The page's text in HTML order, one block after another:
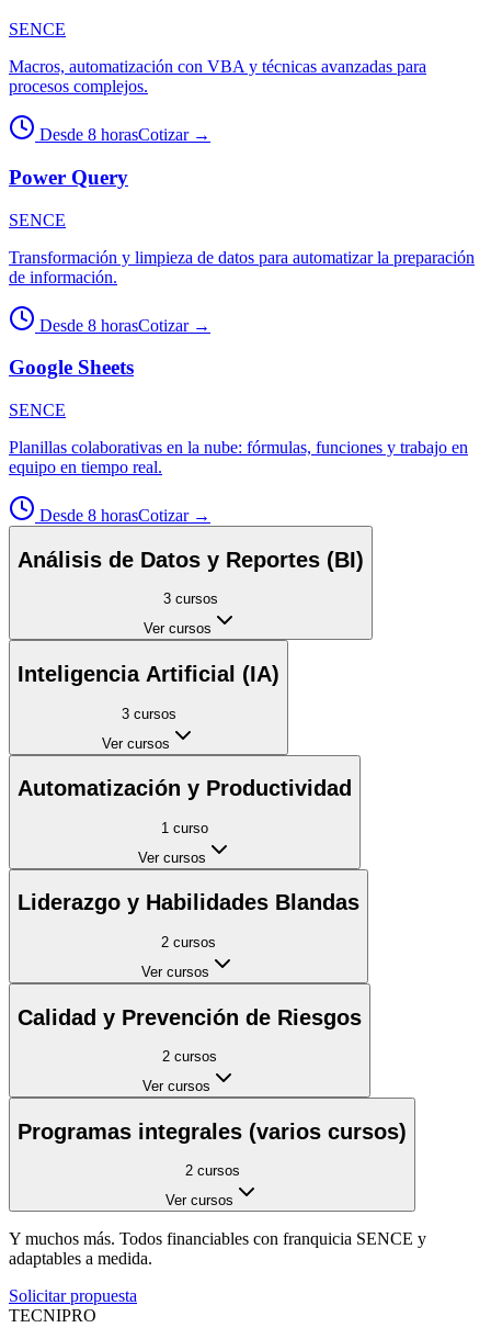
SENCE
Macros, automatización con VBA y técnicas avanzadas para
procesos complejos.
Desde 8 horasCotizar →
Power Query
SENCE
Transformación y limpieza de datos para automatizar la preparación
de información.
Desde 8 horasCotizar →
Google Sheets
SENCE
Planillas colaborativas en la nube: fórmulas, funciones y trabajo en
equipo en tiempo real.
Desde 8 horasCotizar →
Análisis de Datos y Reportes (BI)
3 cursos
Ver cursos
Inteligencia Artificial (IA)
3 cursos
Ver cursos
Automatización y Productividad
1 curso
Ver cursos
Liderazgo y Habilidades Blandas
2 cursos
Ver cursos
Calidad y Prevención de Riesgos
2 cursos
Ver cursos
Programas integrales (varios cursos)
2 cursos
Ver cursos
Y muchos más. Todos financiables con franquicia SENCE y
adaptables a medida.
Solicitar propuesta
TECNIPRO